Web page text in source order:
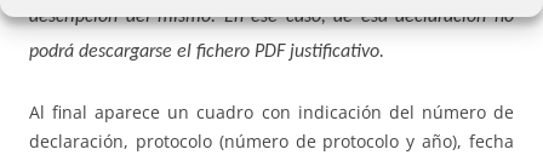
descripción del mismo. En ese caso, de esa declaración no
podrá descargarse el fichero PDF justificativo.
Al final aparece un cuadro con indicación del número de
declaración, protocolo (número de protocolo y año), fecha